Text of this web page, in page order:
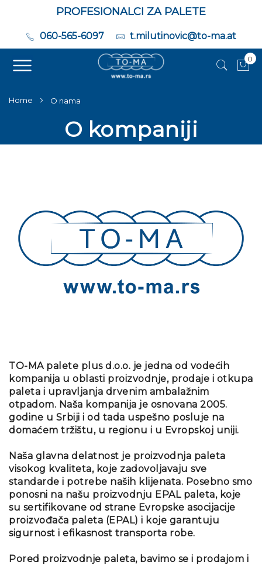
PROFESIONALCI ZA PALETE
060-565-6097 t.milutinovic@to-ma.at
0
Home O nama
O kompaniji
TO-MA palete plus d.o.o. je jedna od vodećih
kompanija u oblasti proizvodnje, prodaje i otkupa
paleta i upravljanja drvenim ambalažnim
otpadom. Naša kompanija je osnovana 2005.
godine u Srbiji i od tada uspešno posluje na
domaćem tržištu, u regionu i u Evropskoj uniji.
Naša glavna delatnost je proizvodnja paleta
visokog kvaliteta, koje zadovoljavaju sve
standarde i potrebe naših klijenata. Posebno smo
ponosni na našu proizvodnju EPAL paleta, koje
su sertifikovane od strane Evropske asocijacije
proizvođača paleta (EPAL) i koje garantuju
sigurnost i efikasnost transporta robe.
Pored proizvodnje paleta, bavimo se i prodajom i